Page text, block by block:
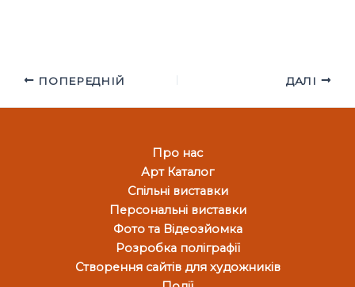
ПОПЕРЕДНІЙ ДАЛІ
Про нас
Арт Каталог
Спільні виставки
Персональні виставки
Фото та Відеозйомка
Розробка поліграфії
Створення сайтів для художників